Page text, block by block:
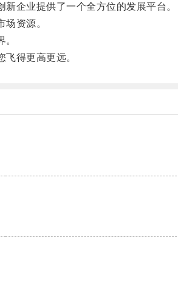
企业提供了一个全方位的发展平台。
资源。
得更高更远。